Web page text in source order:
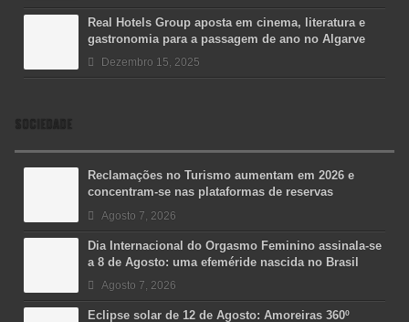
Real Hotels Group aposta em cinema, literatura e
gastronomia para a passagem de ano no Algarve
Dezembro 15, 2025
SOCIEDADE
Reclamações no Turismo aumentam em 2026 e
concentram-se nas plataformas de reservas
Agosto 7, 2026
Dia Internacional do Orgasmo Feminino assinala-se
a 8 de Agosto: uma efeméride nascida no Brasil
Agosto 7, 2026
Eclipse solar de 12 de Agosto: Amoreiras 360º